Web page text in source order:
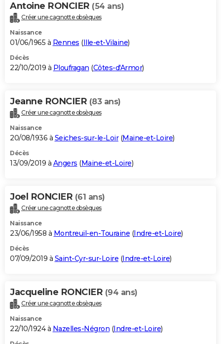
Antoine RONCIER (54 ans)
Créer une cagnotte obsèques
Naissance
01/06/1965 à Rennes (Ille-et-Vilaine)
Décès
22/10/2019 à Ploufragan (Côtes-d'Armor)
Jeanne RONCIER (83 ans)
Créer une cagnotte obsèques
Naissance
20/08/1936 à Seiches-sur-le-Loir(Maine-et-Loire)
Décès
13/09/2019 à Angers (Maine-et-Loire)
Joel RONCIER (61 ans)
Créer une cagnotte obsèques
Naissance
23/06/1958 à Montreuil-en-Touraine (Indre-et-Loire)
Décès
07/09/2019 à Saint-Cyr-sur-Loire (Indre-et-Loire)
Jacqueline RONCIER (94 ans)
Créer une cagnotte obsèques
Naissance
22/10/1924 à Nazelles-Négron (Indre-et-Loire)